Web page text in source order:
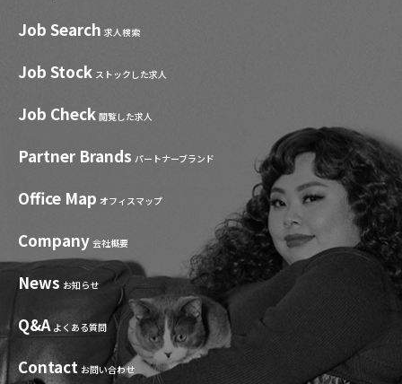
Job Search 求人検索
Job Stock ストックした求人
Job Check 閲覧した求人
Partner Brands パートナーブランド
Office Map オフィスマップ
Company 会社概要
News お知らせ
Q&A よくある質問
Contact お問い合わせ